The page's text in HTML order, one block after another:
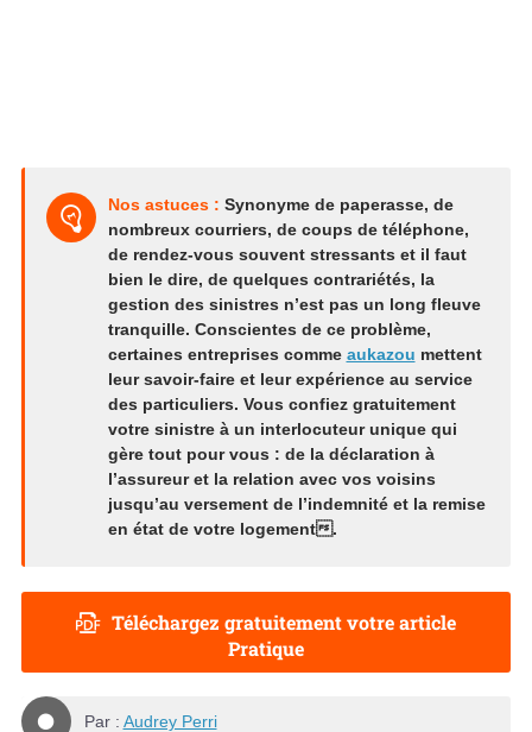
Nos astuces : Synonyme de paperasse, de
nombreux courriers, de coups de téléphone,
de rendez-vous souvent stressants et il faut
bien le dire, de quelques contrariétés, la
gestion des sinistres n’est pas un long fleuve
tranquille. Conscientes de ce problème,
certaines entreprises comme aukazou mettent
leur savoir-faire et leur expérience au service
des particuliers. Vous confiez gratuitement
votre sinistre à un interlocuteur unique qui
gère tout pour vous : de la déclaration à
l’assureur et la relation avec vos voisins
jusqu’au versement de l’indemnité et la remise
en état de votre logement.
Téléchargez gratuitement votre article
Pratique
Par : Audrey Perri